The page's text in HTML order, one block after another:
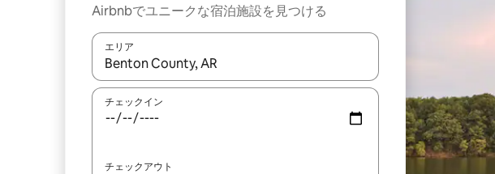
Airbnbでユニークな宿泊施設を見つける
エリア
検索結果が表示されたら、上下の矢印キーを使って移動するか、画面をタ
チェックイン
チェックアウト